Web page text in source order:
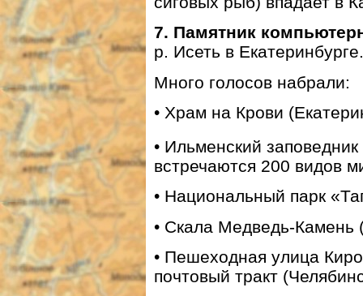
7. Памятник
р. Исеть в Екатеринбурге.
Много голосов набрали:
• Храм на Крови
• Ильменский
встречаются 200 видов
• Национальный парк
• Скала Медведь-Камень
• Пешеходная улица
почтовый тракт